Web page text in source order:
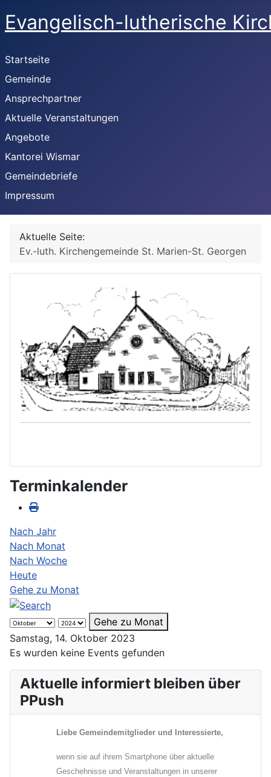
Evangelisch-lutherische
Startseite
Gemeinde
Ansprechpartner
Aktuelle Veranstaltungen
Angebote
Kantorei Wismar
Gemeindebriefe
Impressum
Aktuelle Seite:
Ev.-luth. Kirchengemeinde St. Marien-St. Georgen
Terminkalender
Nach Jahr
Nach Monat
Nach Woche
Heute
Gehe zu Monat
Gehe zu Monat
Samstag, 14. Oktober 2023
Es wurden keine Events gefunden
Aktuelle informiert bleiben über
PPush
Liebe Gemeindemitglieder und Interessierte,
wenn sie auf ihrem Smartphone über aktuelle
Geschehnisse und Veranstaltungen in unserer